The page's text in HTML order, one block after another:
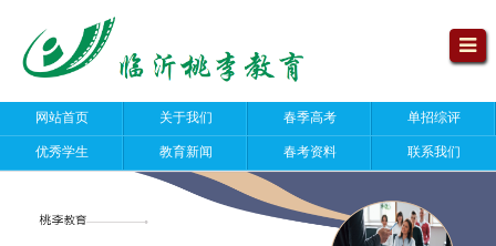
网站首页 关于我们 春季高考 单招综评
优秀学生 教育新闻 春考资料 联系我们